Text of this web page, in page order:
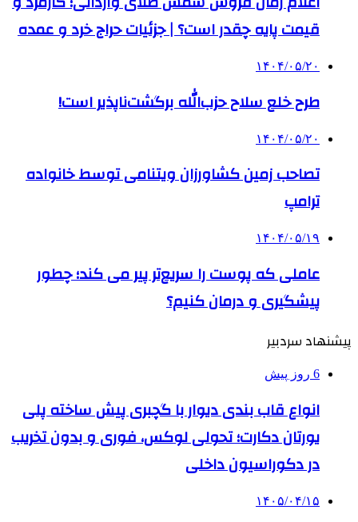
قیمت پایه چقدر است؟ | جزئیات حراج خرد و عمده
۱۴۰۴/۰۵/۲۰
طرح خلع سلاح حزب‌الله برگشت‌ناپذیر است!
۱۴۰۴/۰۵/۲۰
تصاحب زمین کشاورزان ویتنامی توسط خانواده
ترامپ
۱۴۰۴/۰۵/۱۹
عاملی که پوست را سریع‌تر پیر می کند؛ چطور
پیشگیری و درمان کنیم؟
پیشنهاد سردبیر
6 روز پیش
انواع قاب بندی دیوار با گچبری پیش ساخته پلی
یورتان دکارت؛ تحولی لوکس، فوری و بدون تخریب
در دکوراسیون داخلی
۱۴۰۵/۰۴/۱۵